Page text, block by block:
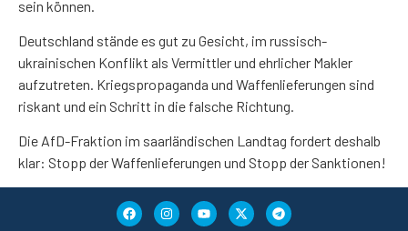
sein können.
Deutschland stände es gut zu Gesicht, im russisch-
ukrainischen Konflikt als Vermittler und ehrlicher Makler
aufzutreten. Kriegspropaganda und Waffenlieferungen sind
riskant und ein Schritt in die falsche Richtung.
Die AfD-Fraktion im saarländischen Landtag fordert deshalb
klar: Stopp der Waffenlieferungen und Stopp der Sanktionen!